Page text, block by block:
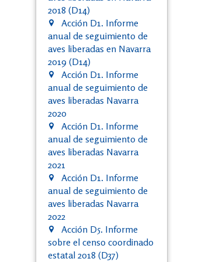
2018 (D14)
Acción D1. Informe
anual de seguimiento de
aves liberadas en Navarra
2019 (D14)
Acción D1. Informe
anual de seguimiento de
aves liberadas Navarra
2020
Acción D1. Informe
anual de seguimiento de
aves liberadas Navarra
2021
Acción D1. Informe
anual de seguimiento de
aves liberadas Navarra
2022
Acción D5. Informe
sobre el censo coordinado
estatal 2018 (D37)